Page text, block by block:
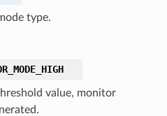
type.
value, monitor